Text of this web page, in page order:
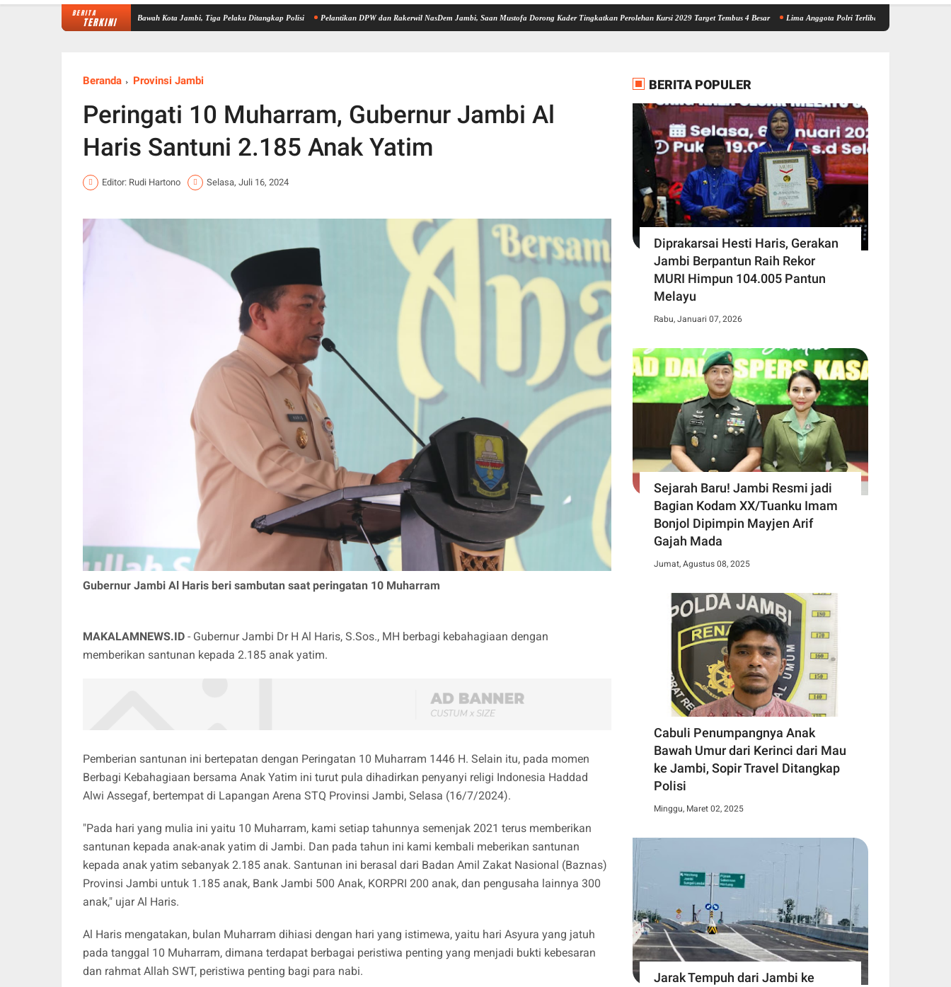
BERITA
TERKINI
Laundry di Kenali Asam Bawah Kota Jambi, Tiga Pelaku Ditangkap Polisi Pelantikan DPW dan Rakerwil NasDem Jambi, Saan Mustofa Dorong Kader Tingkatkan Perolehan Kursi 2029 Target Tembus 4 Besar Lima Anggota Polri Terlibat Kasus Brigadir EWS Personel
Beranda Provinsi Jambi
Peringati 10 Muharram, Gubernur Jambi Al
Haris Santuni 2.185 Anak Yatim
Editor: Rudi Hartono Selasa, Juli 16, 2024
Gubernur Jambi Al Haris beri sambutan saat peringatan 10 Muharram
MAKALAMNEWS.ID - Gubernur Jambi Dr H Al Haris, S.Sos., MH berbagi kebahagiaan dengan
memberikan santunan kepada 2.185 anak yatim.
Pemberian santunan ini bertepatan dengan Peringatan 10 Muharram 1446 H. Selain itu, pada momen
Berbagi Kebahagiaan bersama Anak Yatim ini turut pula dihadirkan penyanyi religi Indonesia Haddad
Alwi Assegaf, bertempat di Lapangan Arena STQ Provinsi Jambi, Selasa (16/7/2024).
"Pada hari yang mulia ini yaitu 10 Muharram, kami setiap tahunnya semenjak 2021 terus memberikan
santunan kepada anak-anak yatim di Jambi. Dan pada tahun ini kami kembali meberikan santunan
kepada anak yatim sebanyak 2.185 anak. Santunan ini berasal dari Badan Amil Zakat Nasional (Baznas)
Provinsi Jambi untuk 1.185 anak, Bank Jambi 500 Anak, KORPRI 200 anak, dan pengusaha lainnya 300
anak," ujar Al Haris.
Al Haris mengatakan, bulan Muharram dihiasi dengan hari yang istimewa, yaitu hari Asyura yang jatuh
pada tanggal 10 Muharram, dimana terdapat berbagai peristiwa penting yang menjadi bukti kebesaran
dan rahmat Allah SWT, peristiwa penting bagi para nabi.
BERITA POPULER
Diprakarsai Hesti Haris, Gerakan
Jambi Berpantun Raih Rekor
MURI Himpun 104.005 Pantun
Melayu
Rabu, Januari 07, 2026
Sejarah Baru! Jambi Resmi jadi
Bagian Kodam XX/Tuanku Imam
Bonjol Dipimpin Mayjen Arif
Gajah Mada
Jumat, Agustus 08, 2025
Cabuli Penumpangnya Anak
Bawah Umur dari Kerinci dari Mau
ke Jambi, Sopir Travel Ditangkap
Polisi
Minggu, Maret 02, 2025
Jarak Tempuh dari Jambi ke